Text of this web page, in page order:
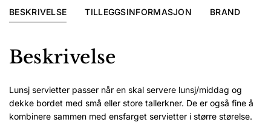
BESKRIVELSE TILLEGGSINFORMASJON BRAND
Beskrivelse
Lunsj servietter passer når en skal servere lunsj/middag og
dekke bordet med små eller store tallerkner. De er også fine å
kombinere sammen med ensfarget servietter i større størelse.